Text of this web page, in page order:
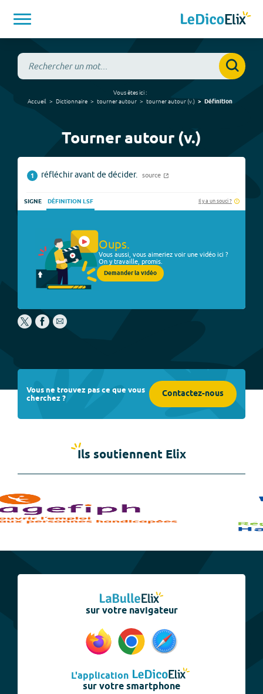
Vous êtes ici :
Accueil
Dictionnaire tourner autour tourner autour(v.) Définition
Tourner autour (v.)
1 réfléchir avant de décider. source
SIGNE DÉFINITION LSF Il y a un souci ?
Oups.
Vous aussi, vous aimeriez voir une vidéo ici ?
On y travaille, promis.
Demander la vidéo
Vous ne trouvez pas ce que vous
cherchez ? Contactez-nous
Ils soutiennent Elix
sur votre navigateur
L'application
sur votre smartphone